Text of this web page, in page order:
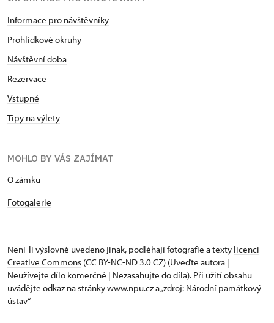
Informace pro návštěvníky
Prohlídkové okruhy
Návštěvní doba
Rezervace
Vstupné
Tipy na výlety
MOHLO BY VÁS ZAJÍMAT
O zámku
Fotogalerie
Není-li výslovně uvedeno jinak, podléhají fotografie a texty licenci
Creative Commons (CC BY-NC-ND 3.0 CZ) (Uveďte autora |
Neužívejte dílo komerčně | Nezasahujte do díla). Při užití obsahu
uvádějte odkaz na stránky www.npu.cz a „zdroj: Národní památkový
ústav“